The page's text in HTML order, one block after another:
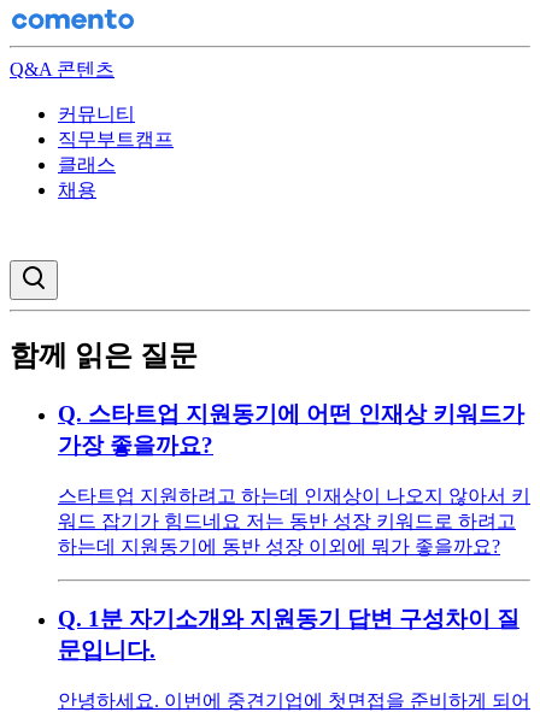
Q&A 콘텐츠
커뮤니티
직무부트캠프
클래스
채용
함께 읽은 질문
Q. 스타트업 지원동기에 어떤 인재상 키워드가
가장 좋을까요?
스타트업 지원하려고 하는데 인재상이 나오지 않아서 키
워드 잡기가 힘드네요 저는 동반 성장 키워드로 하려고
하는데 지원동기에 동반 성장 이외에 뭐가 좋을까요?
Q. 1분 자기소개와 지원동기 답변 구성차이 질
문입니다.
안녕하세요. 이번에 중견기업에 첫면접을 준비하게 되어